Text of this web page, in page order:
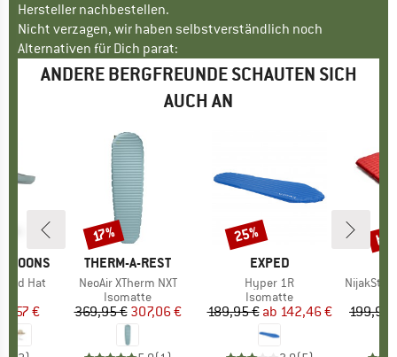
Hersteller nachbestellen.
Nicht verzagen, wir haben selbstverständlich noch
Alternativen für Dich parat:
ANDERE BERGFREUNDE SCHAUTEN SICH
AUCH AN
Hat
Preis
€
MARKE
THERM-A-REST
Artikel
NeoAir XTherm NXT
Produktgruppe
Isomatte
Preis
369,95 €reduzierter Preis
307,06 €
Rabatt
17%
MARKE
EXPED
Artikel
Hyper 1R
Produktgruppe
Isomatte
Preis
189,95 € reduzierter Preis
ab 142,46 €
Rabatt
25%
Artikel
NijakSt. II
199,95